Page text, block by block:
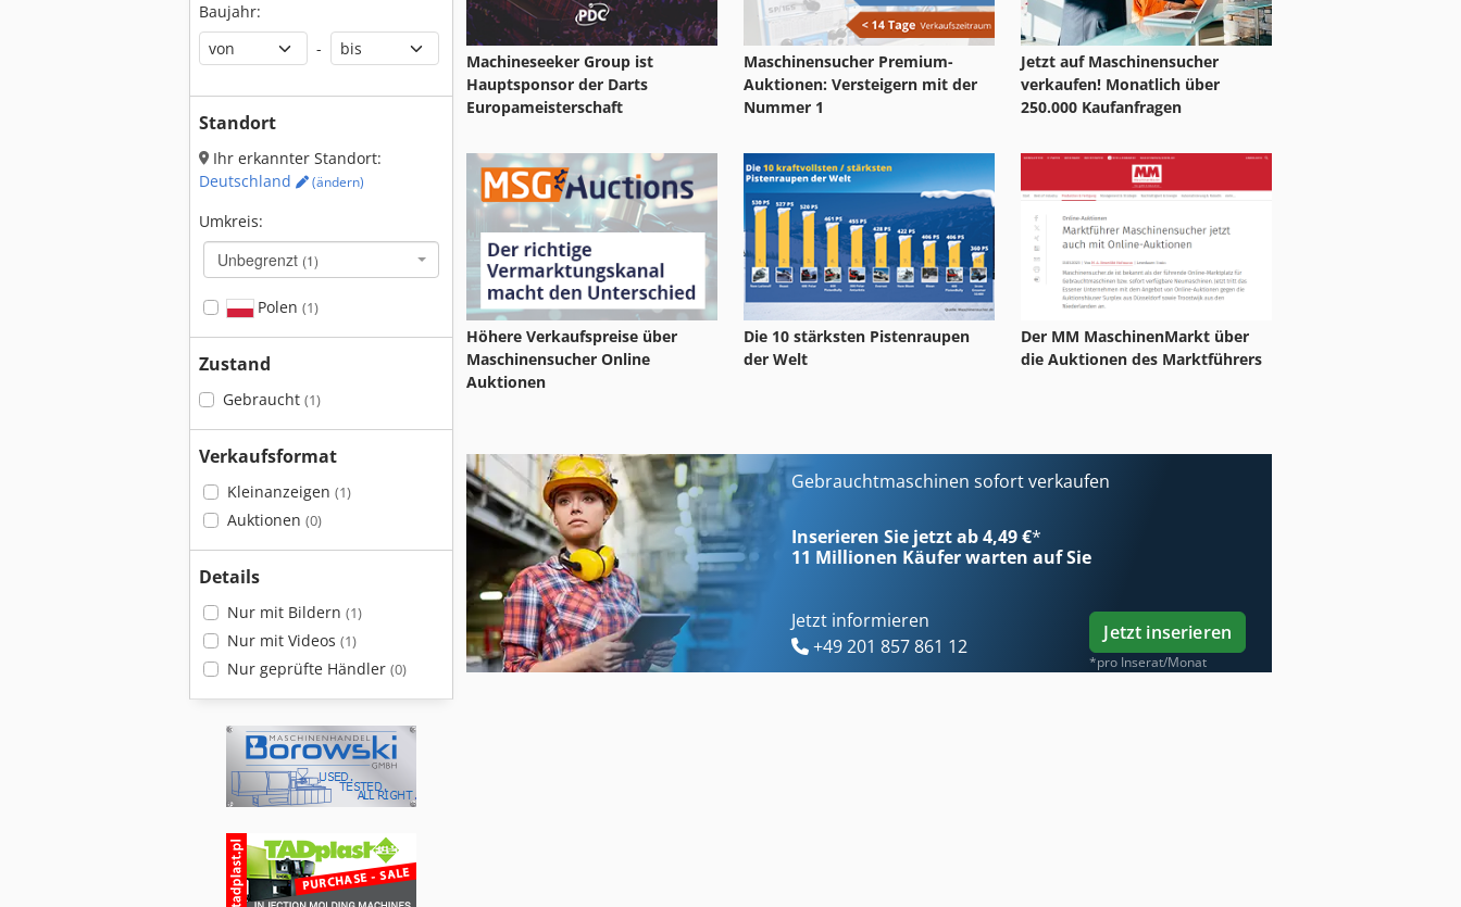
Baujahr:
-
Standort
Ihr erkannter Standort:
Deutschland
(ändern)
Umkreis:
Unbegrenzt (1)
Polen (1)
Zustand
Gebraucht (1)
Verkaufsformat
Kleinanzeigen (1)
Auktionen (0)
Details
Nur mit Bildern (1)
Nur mit Videos (1)
Nur geprüfte Händler (0)
Machineseeker Group ist
Hauptsponsor der Darts
Europameisterschaft
Maschinensucher Premium-
Auktionen: Versteigern mit der
Nummer 1
Jetzt auf Maschinensucher
verkaufen! Monatlich über
250.000 Kaufanfragen
Höhere Verkaufspreise über
Maschinensucher Online
Auktionen
Die 10 stärksten Pistenraupen
der Welt
Der MM MaschinenMarkt über
die Auktionen des Marktführers
Gebrauchtmaschinen sofort verkaufen
Inserieren Sie jetzt ab 4,49 €*
11 Millionen Käufer warten auf Sie
Jetzt informieren
+49 201 857 861 12
Jetzt inserieren
*pro Inserat/Monat